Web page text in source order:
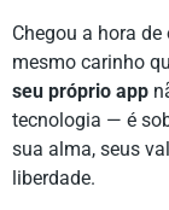
Chegou a hora
mesmo carinho
seu próprio app
tecnologia — é
sua alma, seus
liberdade.